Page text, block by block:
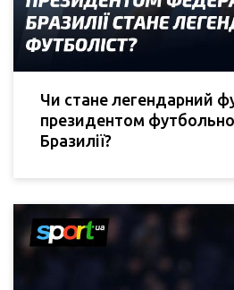
Чи стане легендарний
президентом
Бразилії?